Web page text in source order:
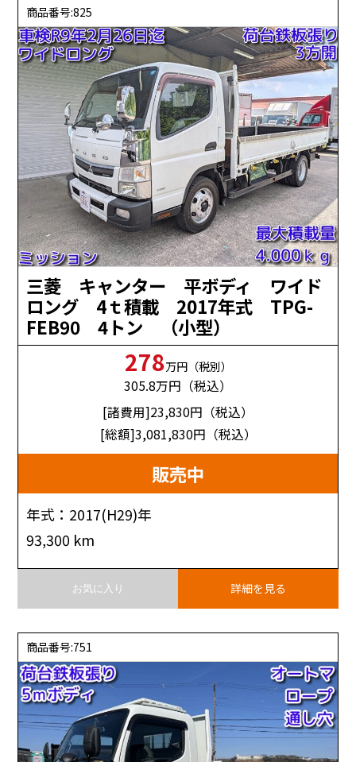
商品番号:825
三菱 キャンター 平ボディ ワイド
ロング 4ｔ積載 2017年式 TPG-
FEB90 4トン （小型）
278万円（税別）
305.8万円（税込）
[諸費用]23,830円（税込）
[総額]3,081,830円（税込）
販売中
年式：2017(H29)年
93,300 km
お気に入り 詳細を見る
商品番号:751